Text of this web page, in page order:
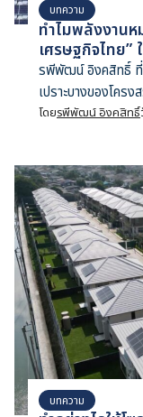
บทความ
ทำไมพลังงานห
เศรษฐกิจไทย”
รพีพัฒน์ อิงคสิทธิ์ ที่
เปราะบางของโคร
ภูมิรัฐศาสตร์ และทำ
โดยรพีพัฒน์ อิงคสิทธิ์
บทความ